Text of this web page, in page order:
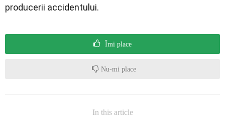
producerii accidentului.
Îmi place
Nu-mi place
In this article